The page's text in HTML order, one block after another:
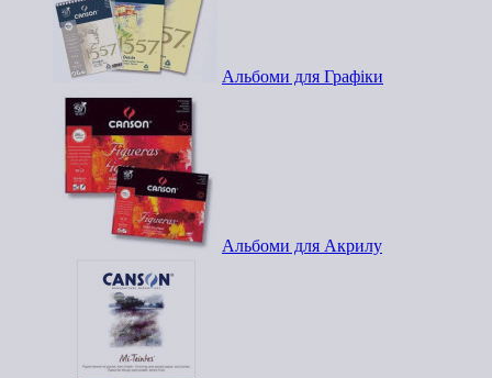
Альбоми для Графіки
Альбоми для Акрилу